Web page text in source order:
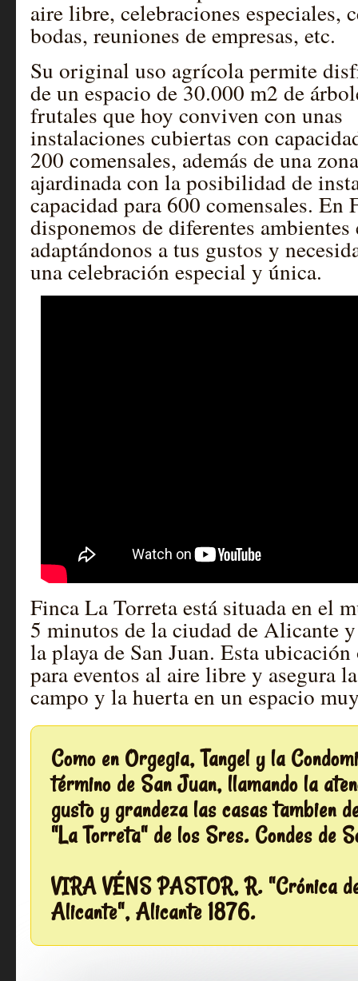
aire libre, celebraciones especiales,
bodas, reuniones de empresas, etc.
Su original uso agrícola permite
de un espacio de 30.000 m2 de
frutales que hoy conviven con unas
instalaciones cubiertas con
200 comensales, además de una zona
ajardinada con la posibilidad de
capacidad para 600 comensales. En
disponemos de diferentes ambientes
adaptándonos a tus gustos y
una celebración especial y única.
Finca La Torreta está situada en el
5 minutos de la ciudad de Alicante
la playa de San Juan. Esta
para eventos al aire libre y asegura
campo y la huerta en un espacio
Como en Orgegia, Tangel y la
término de San Juan, llamando la
gusto y grandeza las casas tambien
"La Torreta" de los Sres. Condes de
VIRA VÉNS PASTOR, R. "Crónica
Alicante", Alicante 1876.